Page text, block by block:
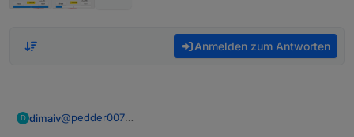
Anmelden zum Antworten
D dimaiv@pedder007